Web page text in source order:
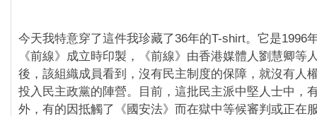
今天我特意穿了這件我珍藏了36年的T-shirt。它是1996
《前線》成立時印製，《前線》由香港媒體人劉慧卿等
後，該組織成員看到，沒有民主制度的保障，就沒有人
投入民主政黨的陣營。目前，這批民主派中堅人士中，
外，有的因抵觸了《國安法》而在獄中等候審判或正在